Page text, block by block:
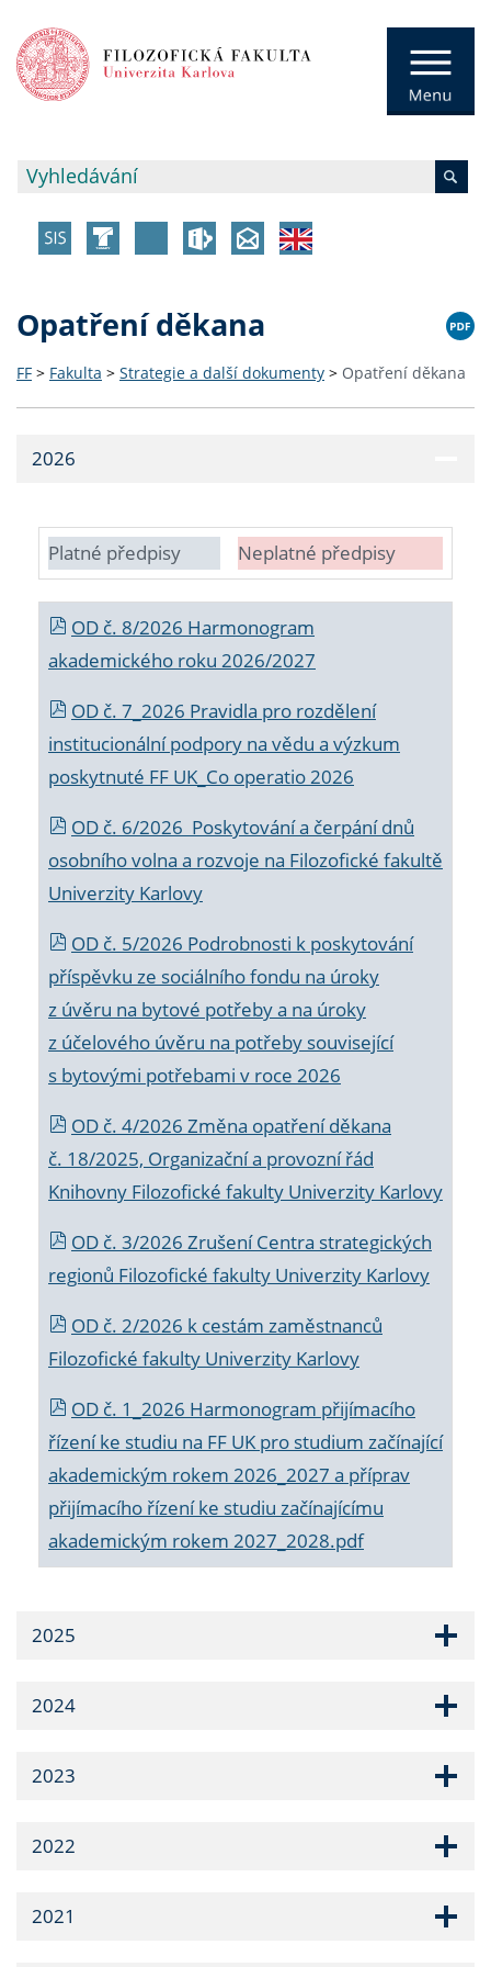
Opatření děkana
FF > Fakulta > Strategie a další dokumenty > Opatření děkana
2026
Platné předpisy Neplatné předpisy
OD č. 8/2026 Harmonogram
akademického roku 2026/2027
OD č. 7_2026 Pravidla pro rozdělení
institucionální podpory na vědu a výzkum
poskytnuté FF UK_Co operatio 2026
OD č. 6/2026 Poskytování a čerpání dnů
osobního volna a rozvoje na Filozofické fakultě
Univerzity Karlovy
OD č. 5/2026 Podrobnosti k poskytování
příspěvku ze sociálního fondu na úroky
z úvěru na bytové potřeby a na úroky
z účelového úvěru na potřeby související
s bytovými potřebami v roce 2026
OD č. 4/2026 Změna opatření děkana
č. 18/2025, Organizační a provozní řád
Knihovny Filozofické fakulty Univerzity Karlovy
OD č. 3/2026 Zrušení Centra strategických
regionů Filozofické fakulty Univerzity Karlovy
OD č. 2/2026 k cestám zaměstnanců
Filozofické fakulty Univerzity Karlovy
OD č. 1_2026 Harmonogram přijímacího
řízení ke studiu na FF UK pro studium začínající
akademickým rokem 2026_2027 a příprav
přijímacího řízení ke studiu začínajícímu
akademickým rokem 2027_2028.pdf
2025
2024
2023
2022
2021